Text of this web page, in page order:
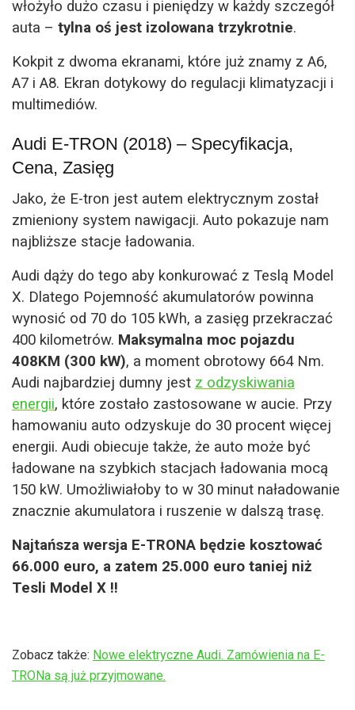
włożyło dużo czasu i pieniędzy w każdy szczegół
auta – tylna oś jest izolowana trzykrotnie.
Kokpit z dwoma ekranami, które już znamy z A6,
A7 i A8. Ekran dotykowy do regulacji klimatyzacji i
multimediów.
Audi E-TRON (2018) – Specyfikacja,
Cena, Zasięg
Jako, że E-tron jest autem elektrycznym został
zmieniony system nawigacji. Auto pokazuje nam
najbliższe stacje ładowania.
Audi dąży do tego aby konkurować z Teslą Model
X. Dlatego Pojemność akumulatorów powinna
wynosić od 70 do 105 kWh, a zasięg przekraczać
400 kilometrów. Maksymalna moc pojazdu
408KM (300 kW), a moment obrotowy 664 Nm.
Audi najbardziej dumny jest z odzyskiwania
energii, które zostało zastosowane w aucie. Przy
hamowaniu auto odzyskuje do 30 procent więcej
energii. Audi obiecuje także, że auto może być
ładowane na szybkich stacjach ładowania mocą
150 kW. Umożliwiałoby to w 30 minut naładowanie
znacznie akumulatora i ruszenie w dalszą trasę.
Najtańsza wersja E-TRONA będzie kosztować
66.000 euro, a zatem 25.000 euro taniej niż
Tesli Model X !!
Zobacz także: Nowe elektryczne Audi. Zamówienia na E-
TRONa są już przyjmowane.